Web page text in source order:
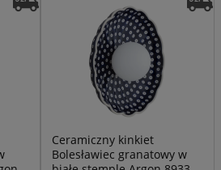
Ceramiczny kinkiet
Bolesławiec granatowy w